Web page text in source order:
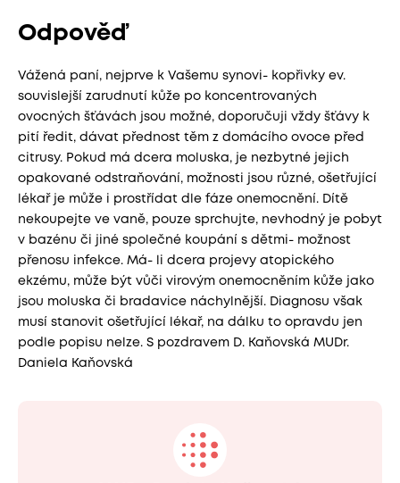
Odpověď
Vážená paní, nejprve k Vašemu synovi- kopřivky ev.
souvislejší zarudnutí kůže po koncentrovaných
ovocných šťávách jsou možné, doporučuji vždy šťávy k
pití ředit, dávat přednost těm z domácího ovoce před
citrusy. Pokud má dcera moluska, je nezbytné jejich
opakované odstraňování, možnosti jsou různé, ošetřující
lékař je může i prostřídat dle fáze onemocnění. Dítě
nekoupejte ve vaně, pouze sprchujte, nevhodný je pobyt
v bazénu či jiné společné koupání s dětmi- možnost
přenosu infekce. Má- li dcera projevy atopického
ekzému, může být vůči virovým onemocněním kůže jako
jsou moluska či bradavice náchylnější. Diagnosu však
musí stanovit ošetřující lékař, na dálku to opravdu jen
podle popisu nelze. S pozdravem D. Kaňovská MUDr.
Daniela Kaňovská